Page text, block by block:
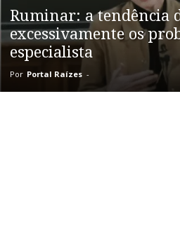
Ruminar: a tendência
excessivamente os
especialista
Por Portal Raízes -